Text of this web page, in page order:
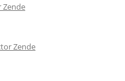
Zende
Zende